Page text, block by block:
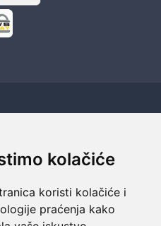
kolačiće
koristi kolačiće i
praćenja kako
za novac